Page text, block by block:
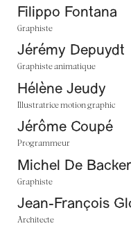
Filippo Fontana
Graphiste
Jérémy Depuydt
Graphiste animatique
Hélène Jeudy
Illustratrice motion graphic
Jérôme Coupé
Programmeur
Michel De Backer
Graphiste
Jean-François
Architecte